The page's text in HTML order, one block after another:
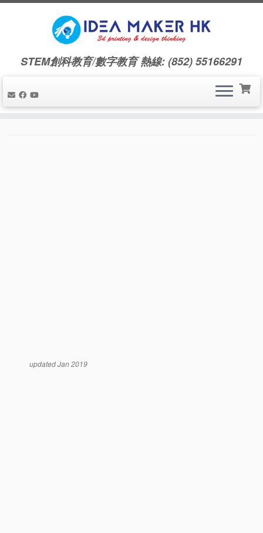
STEM創科教育/數字教育 熱線: (852) 55166291
社會效益
updated Jan 2019